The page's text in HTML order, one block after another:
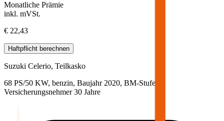
Monatliche Prämie
inkl. mVSt.
€ 22,43
Haftpflicht berechnen
Suzuki Celerio, Teilkasko
68 PS/50 KW, benzin, Baujahr 2020, BM-Stufe
Versicherungsnehmer 30 Jahre